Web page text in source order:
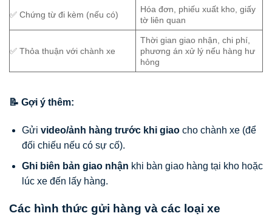
✅ Chứng từ đi kèm (nếu có)
Hóa đơn, phiếu xuất kho, giấy
tờ liên quan
✅ Thỏa thuận với chành xe
Thời gian giao nhận, chi phí,
phương án xử lý nếu hàng hư
hỏng
📝 Gợi ý thêm:
Gửi video/ảnh hàng trước khi giaocho chành xe (để
đối chiếu nếu có sự cố).
Ghi biên bản giao nhận khi bàn giao hàng tại kho hoặc
lúc xe đến lấy hàng.
Các hình thức gửi hàng và các loại xe